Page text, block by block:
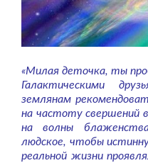
«Милая деточка, ты
Галактическими
землянам
на частоту свершений
на волны
людское, чтобы
реальной жизни